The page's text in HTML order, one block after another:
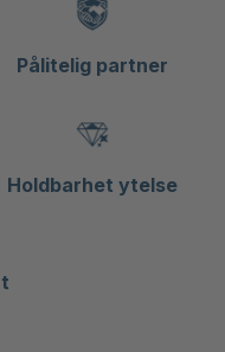
Pålitelig partner
Holdbarhet ytelse